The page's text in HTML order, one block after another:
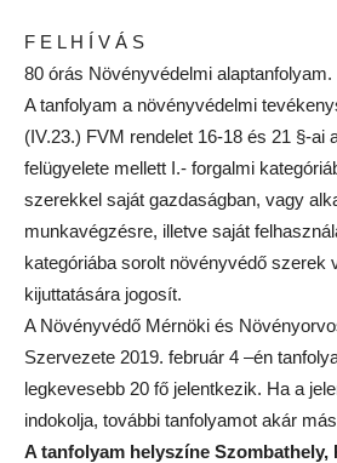
F E L H Í V Á S
80 órás Növényvédelmi alaptanfolyam.
A tanfolyam a növényvédelmi
(IV.23.) FVM rendelet 16-18 és 21 §-ai
felügyelete mellett I.- forgalmi
szerekkel saját gazdaságban, vagy
munkavégzésre, illetve saját
kategóriába sorolt növényvédő szerek
kijuttatására jogosít.
A Növényvédő Mérnöki és
Szervezete 2019. február 4 –én
legkevesebb 20 fő jelentkezik. Ha a
indokolja, további tanfolyamot akár
A tanfolyam helyszíne Szombathely,